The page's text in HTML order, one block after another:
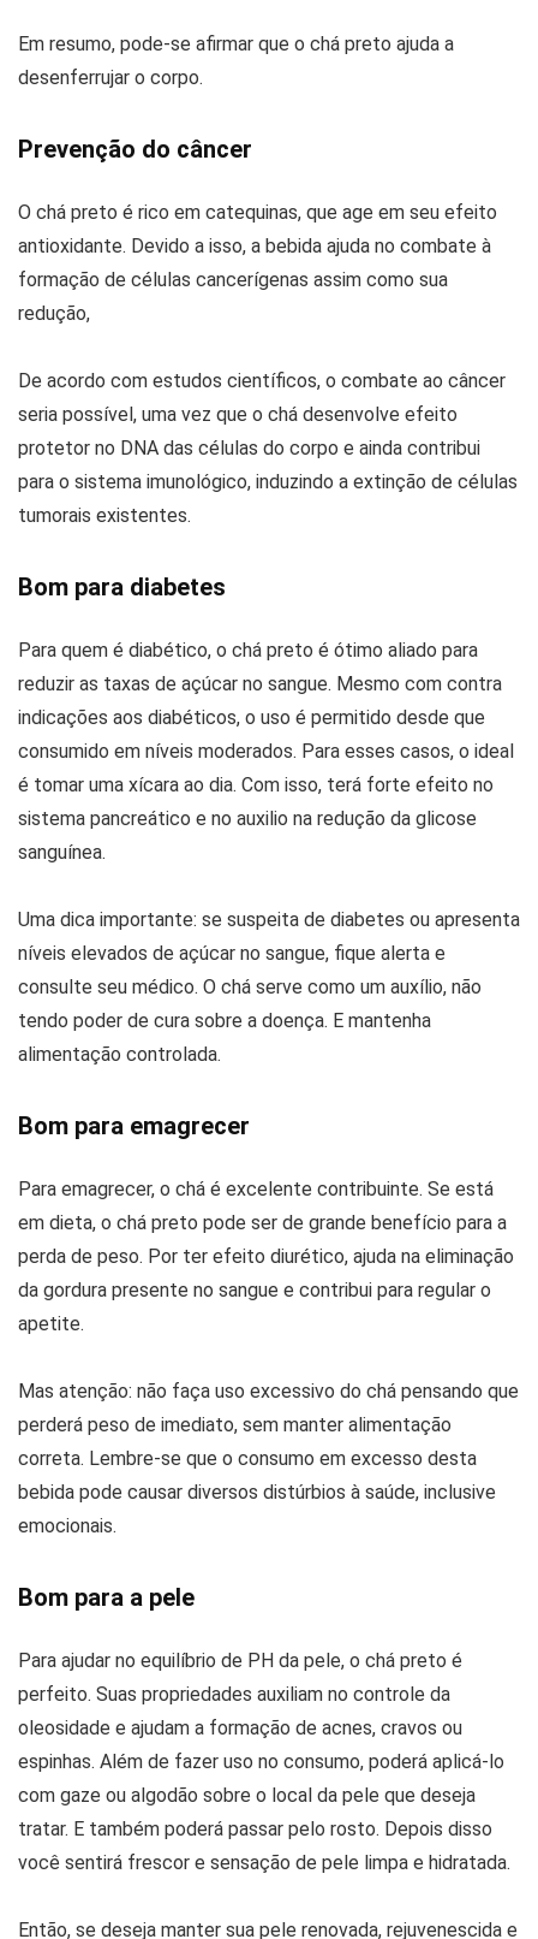
Em resumo, pode-se afirmar que o chá preto ajuda a
desenferrujar o corpo.
Prevenção do câncer
O chá preto é rico em catequinas, que age em seu efeito
antioxidante. Devido a isso, a bebida ajuda no combate à
formação de células cancerígenas assim como sua
redução,
De acordo com estudos científicos, o combate ao câncer
seria possível, uma vez que o chá desenvolve efeito
protetor no DNA das células do corpo e ainda contribui
para o sistema imunológico, induzindo a extinção de células
tumorais existentes.
Bom para diabetes
Para quem é diabético, o chá preto é ótimo aliado para
reduzir as taxas de açúcar no sangue. Mesmo com contra
indicações aos diabéticos, o uso é permitido desde que
consumido em níveis moderados. Para esses casos, o ideal
é tomar uma xícara ao dia. Com isso, terá forte efeito no
sistema pancreático e no auxilio na redução da glicose
sanguínea.
Uma dica importante: se suspeita de diabetes ou apresenta
níveis elevados de açúcar no sangue, fique alerta e
consulte seu médico. O chá serve como um auxílio, não
tendo poder de cura sobre a doença. E mantenha
alimentação controlada.
Bom para emagrecer
Para emagrecer, o chá é excelente contribuinte. Se está
em dieta, o chá preto pode ser de grande benefício para a
perda de peso. Por ter efeito diurético, ajuda na eliminação
da gordura presente no sangue e contribui para regular o
apetite.
Mas atenção: não faça uso excessivo do chá pensando que
perderá peso de imediato, sem manter alimentação
correta. Lembre-se que o consumo em excesso desta
bebida pode causar diversos distúrbios à saúde, inclusive
emocionais.
Bom para a pele
Para ajudar no equilíbrio de PH da pele, o chá preto é
perfeito. Suas propriedades auxiliam no controle da
oleosidade e ajudam a formação de acnes, cravos ou
espinhas. Além de fazer uso no consumo, poderá aplicá-lo
com gaze ou algodão sobre o local da pele que deseja
tratar. E também poderá passar pelo rosto. Depois disso
você sentirá frescor e sensação de pele limpa e hidratada.
Então, se deseja manter sua pele renovada, rejuvenescida e